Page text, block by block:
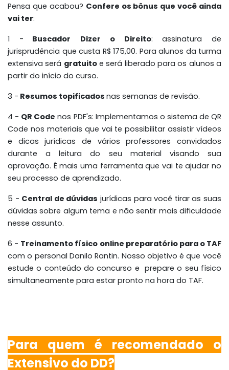
Pensa que acabou? Confere os bônus que você ainda
vai ter:
1 - Buscador Dizer o Direito: assinatura de
jurisprudência que custa R$ 175,00. Para alunos da turma
extensiva será gratuitoe será liberado para os alunos a
partir do início do curso.
3 - Resumos topificados nas semanas de revisão.
4 - QR Code nos PDF's: Implementamos o sistema de QR
Code nos materiais que vai te possibilitar assistir vídeos
e dicas jurídicas de vários professores convidados
durante a leitura do seu material visando sua
aprovação. É mais uma ferramenta que vai te ajudar no
seu processo de aprendizado.
5 - Central de dúvidas jurídicas para você tirar as suas
dúvidas sobre algum tema e não sentir mais dificuldade
nesse assunto.
6 - Treinamento físico online preparatório para o TAF
com o personal Danilo Rantin. Nosso objetivo é que você
estude o conteúdo do concurso e prepare o seu físico
simultaneamente para estar pronto na hora do TAF.
Para quem é recomendado o
Extensivo do DD?